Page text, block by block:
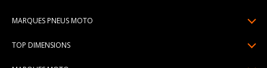
MARQUES PNEUS MOTO
TOP DIMENSIONS